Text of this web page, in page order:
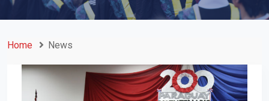
Home News